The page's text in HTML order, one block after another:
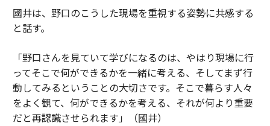
國井は、野口のこうした現場を重視する姿勢に共感する
と話す。
「野口さんを見ていて学びになるのは、やはり現場に行
ってそこで何ができるかを一緒に考える、そしてまず行
動してみるということの大切さです。そこで暮らす人々
をよく観て、何ができるかを考える、それが何より重要
だと再認識させられます」（國井）